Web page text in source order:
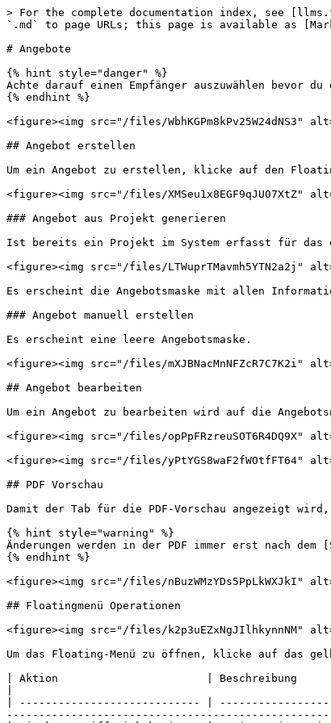
> For the complete documentation index, see
`.md` to page URLs; this page is available as
# Angebote
{% hint style="danger" %}
Achte darauf einen Empfänger auszuwählen bevor du
{% endhint %}
<figure><img src="/files/
## Angebot erstellen
Um ein Angebot zu erstellen, klicke auf den
<figure><img src="/files/
### Angebot aus Projekt generieren
Ist bereits ein Projekt im System erfasst für das
<figure><img src="/files/
Es erscheint die Angebotsmaske mit allen
### Angebot manuell erstellen
Es erscheint eine leere Angebotsmaske.
<figure><img src="/files/
## Angebot bearbeiten
Um ein Angebot zu bearbeiten wird auf die
<figure><img src="/files/
<figure><img src="/files/yPtYGS8waF2fWOtfFT64"
## PDF Vorschau
Damit der Tab für die PDF-Vorschau angezeigt
{% hint style="warning" %}
Änderungen werden in der PDF immer erst nach
{% endhint %}
<figure><img src="/files/
## Floatingmenü Operationen
<figure><img src="/files/k2p3uEZxNgJIlhkynnNM"
Um das Floating-Menü zu öffnen, klicke auf das
| Aktion                       | Beschreibung
| ---------------------------- |